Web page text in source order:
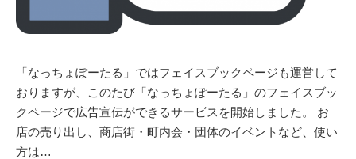
「なっちょぽーたる」ではフェイスブックページも運営して
おりますが、このたび「なっちょぽーたる」のフェイスブッ
クページで広告宣伝ができるサービスを開始しました。 お
店の売り出し、商店街・町内会・団体のイベントなど、使い
方は…